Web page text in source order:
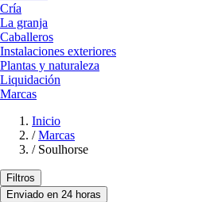
Cría
La granja
Caballeros
Instalaciones exteriores
Plantas y naturaleza
Liquidación
Marcas
Inicio
/ Marcas
/ Soulhorse
Filtros
Enviado en 24 horas